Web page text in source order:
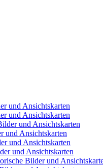
und Ansichtskarten
und Ansichtskarten
und Ansichtskarten
und Ansichtskarten
und Ansichtskarten
und Ansichtskarten
Bilder und